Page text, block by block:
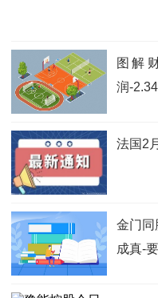
图解
润-
法国2
金门同
成真-